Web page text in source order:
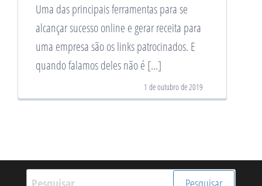
Uma das principais ferramentas para se
alcançar sucesso online e gerar receita para
uma empresa são os links patrocinados. E
quando falamos deles não é […]
1 de outubro de 2019
Pesquisar